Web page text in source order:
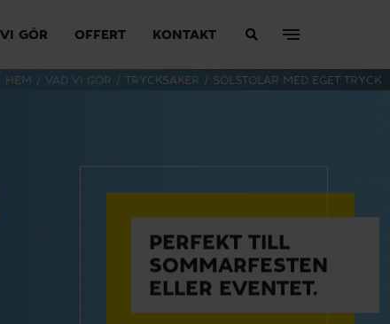
GÖR OFFERT KONTAKT
HEM / VAD VI GÖR / TRYCKSAKER / SOLSTOLAR MED EGET TRYCK
PERFEKT TILL
SOMMARFESTEN
ELLER EVENTET.